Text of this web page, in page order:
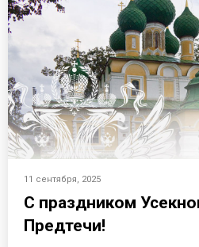
11 сентября, 2025
С праздником
Предтечи!